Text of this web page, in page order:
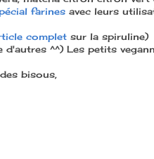
farines avec leurs
complet sur la spiruline)
d'autres ^^) Les petits
bisous,